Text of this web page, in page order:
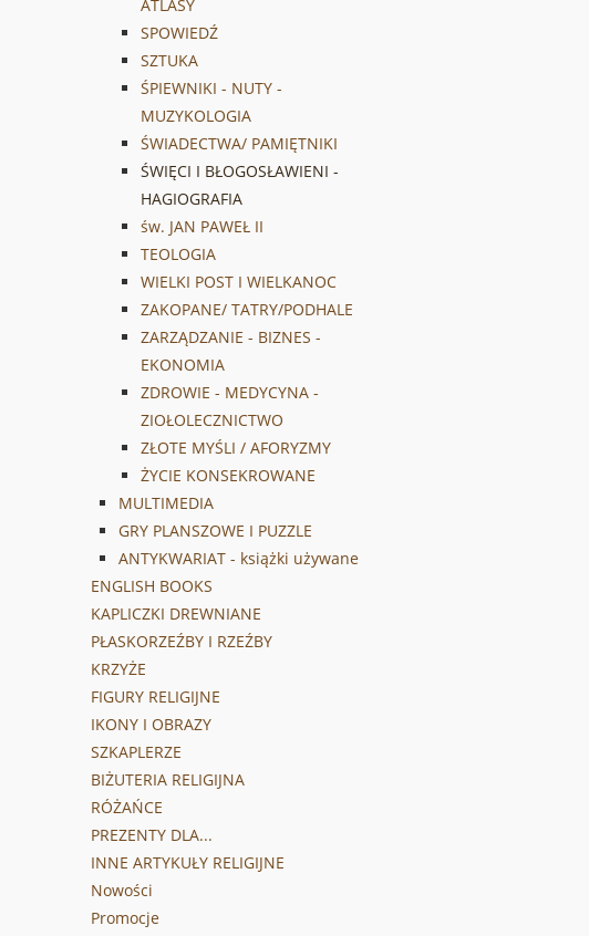
ATLASY
SPOWIEDŹ
SZTUKA
ŚPIEWNIKI - NUTY -
MUZYKOLOGIA
ŚWIADECTWA/ PAMIĘTNIKI
ŚWIĘCI I BŁOGOSŁAWIENI -
HAGIOGRAFIA
św. JAN PAWEŁ II
TEOLOGIA
WIELKI POST I WIELKANOC
ZAKOPANE/ TATRY/PODHALE
ZARZĄDZANIE - BIZNES -
EKONOMIA
ZDROWIE - MEDYCYNA -
ZIOŁOLECZNICTWO
ZŁOTE MYŚLI / AFORYZMY
ŻYCIE KONSEKROWANE
MULTIMEDIA
GRY PLANSZOWE I PUZZLE
ANTYKWARIAT - książki używane
ENGLISH BOOKS
KAPLICZKI DREWNIANE
PŁASKORZEŹBY I RZEŹBY
KRZYŻE
FIGURY RELIGIJNE
IKONY I OBRAZY
SZKAPLERZE
BIŻUTERIA RELIGIJNA
RÓŻAŃCE
PREZENTY DLA...
INNE ARTYKUŁY RELIGIJNE
Nowości
Promocje